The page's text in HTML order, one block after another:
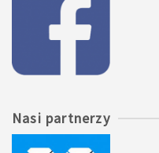
Nasi partnerzy